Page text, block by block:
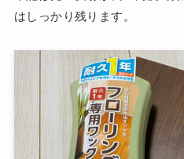
はしっかり残ります。